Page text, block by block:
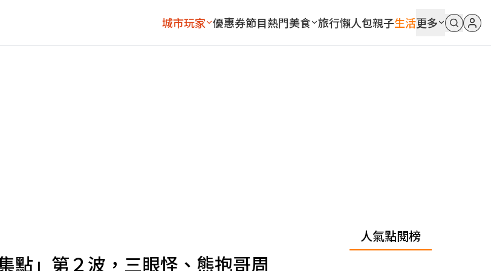
城市玩家 優惠券節目熱門美食 旅行懶人包親子生活更多
點」第２波，三眼怪、熊抱哥周
人氣點閱榜